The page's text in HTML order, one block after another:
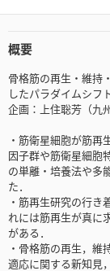
概要
骨格筋の再生・維
したパラダイムシフ
企画：上住聡芳（九
・筋衛星細胞が筋
因子群や筋衛星細胞
の単離・培養法や多
た．
・筋再生研究の行き
れには筋再生が真に
がある．
・骨格筋の再生，
適応に関する新知見